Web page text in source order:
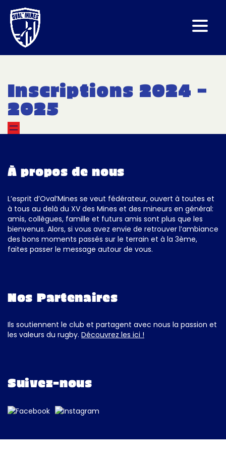
Inscriptions 2024 –
2025
À propos de nous
L’esprit d’Oval’Mines se veut fédérateur, ouvert à toutes et
à tous au delà du XV des Mines et des mineurs en général:
amis, collègues, famille et futurs amis sont plus que les
bienvenus. Alors, si vous avez envie de retrouver l’ambiance
des bons moments passés sur le terrain et à la 3ème,
faites passer le message autour de vous.
Nos Partenaires
Ils soutiennent le club et partagent avec nous la passion et
les valeurs du rugby. Découvrez les ici !
Suivez-nous